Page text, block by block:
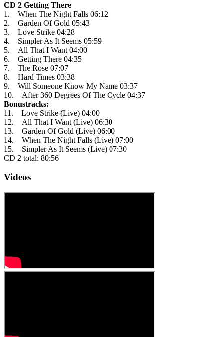
CD 2 Getting There
1. When The Night Falls 06:12
2. Garden Of Gold 05:43
3. Love Strike 04:28
4. Simpler As It Seems 05:59
5. All That I Want 04:00
6. Getting There 04:35
7. The Rose 07:07
8. Hard Times 03:38
9. Will Someone Know My Name 03:37
10. After 360 Degrees Of The Cycle 04:37
Bonustracks:
11. Love Strike (Live) 04:00
12. All That I Want (Live) 06:30
13. Garden Of Gold (Live) 06:00
14. When The Night Falls (Live) 07:00
15. Simpler As It Seems (Live) 07:30
CD 2 total: 80:56
Videos